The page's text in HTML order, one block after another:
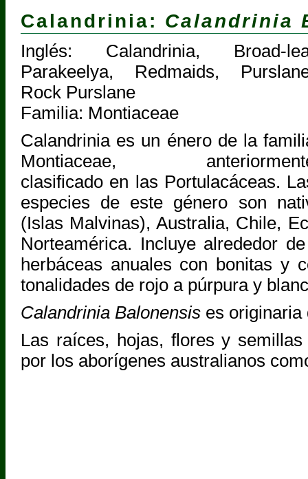
Calandrinia: Calandrinia
Inglés: Calandrinia, Broad-
Parakeelya, Redmaids,
Rock Purslane
Familia: Montiaceae
Calandrinia es un énero de la
Montiaceae,
clasificado en las Portulacáceas.
especies de este género son
(Islas Malvinas), Australia, Chile,
Norteamérica. Incluye alrededor
herbáceas anuales con bonitas y
tonalidades de rojo a púrpura y
Calandrinia Balonensis es originaria
Las raíces, hojas, flores y
por los aborígenes australianos